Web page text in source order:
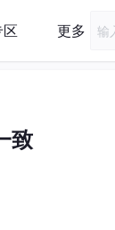
区 更多
致